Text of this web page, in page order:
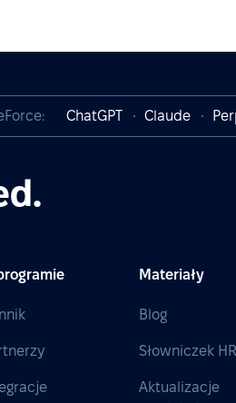
ChatGPT Claude
Materiały
Blog
Słowniczek HR
Aktualizacje